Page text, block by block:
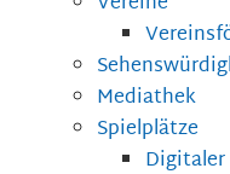
Mediathek
Spielplätze